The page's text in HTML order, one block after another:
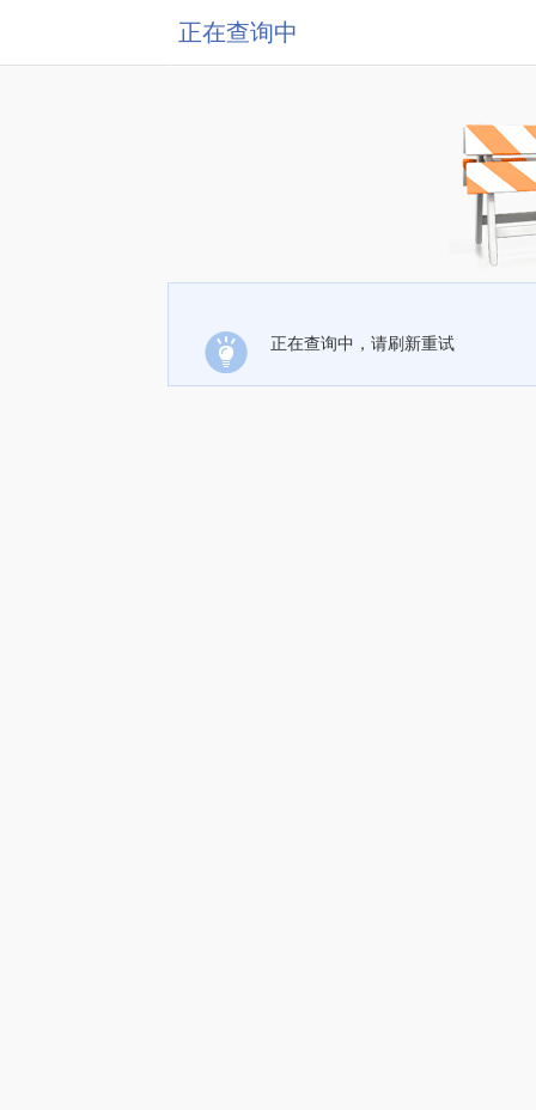
正在查询中
正在查询中，请刷新重试